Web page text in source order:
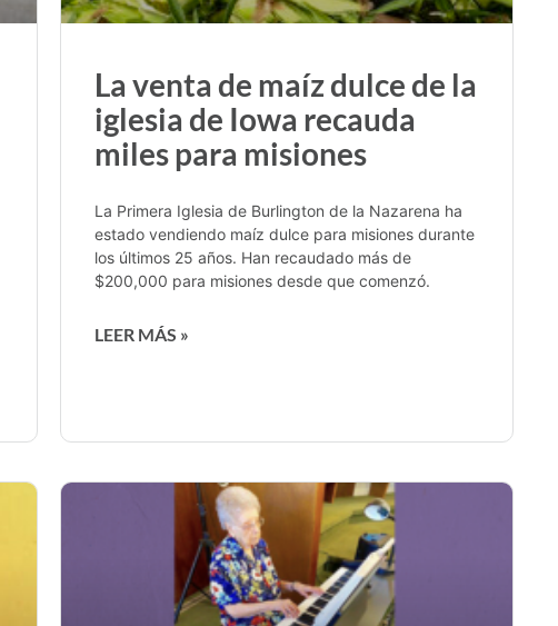
La venta de maíz dulce de la
iglesia de Iowa recauda
miles para misiones
La Primera Iglesia de Burlington de la Nazarena ha
estado vendiendo maíz dulce para misiones durante
los últimos 25 años. Han recaudado más de
$200,000 para misiones desde que comenzó.
LEER MÁS »